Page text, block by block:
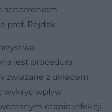
schorzeniem
prof. Rejdak.
jest procedura
związane z układem
wykryć wpływ
etapie infekcji.